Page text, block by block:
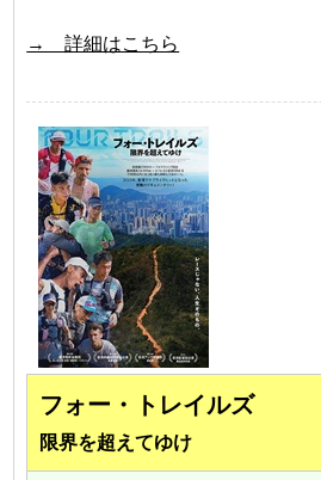
→ 詳細はこちら
フォー・トレイルズ
限界を超えてゆけ